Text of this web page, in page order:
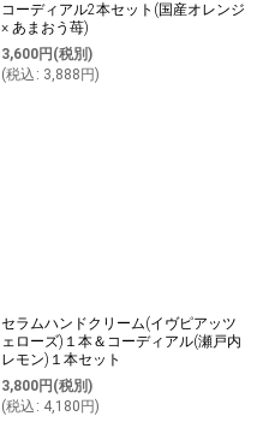
コーディアル2本セット(国産オレンジ
× あまおう苺)
3,600円 (税別)
(税込 : 3,888 円)
セラムハンドクリーム(イヴピアッツ
ェローズ)１本＆コーディアル(瀬戸内
レモン)１本セット
3,800円 (税別)
(税込 : 4,180 円)